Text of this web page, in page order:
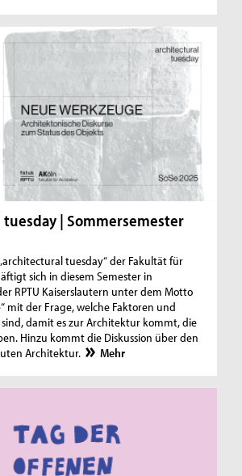
| Sommersemester
tuesday“ der Fakultät für
sich in diesem Semester in
RPTU Kaiserslautern unter dem Motto
mit der Frage, welche Faktoren und
sind, damit es zur Architektur kommt, die
Hinzu kommt die Diskussion über den
Architektur.
Mehr